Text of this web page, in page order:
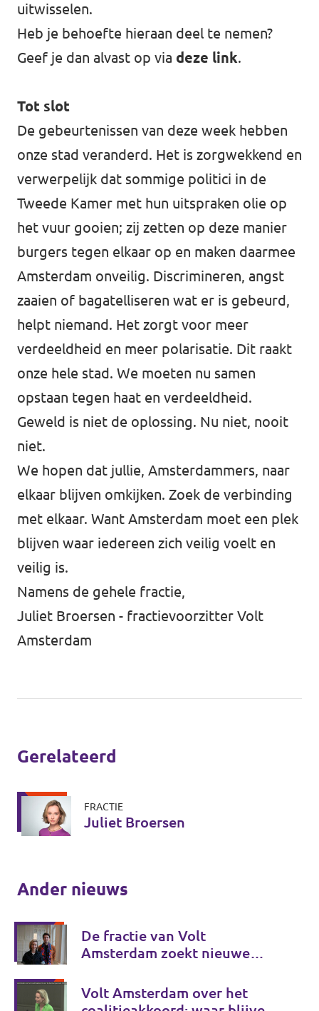
uitwisselen.
Heb je behoefte hieraan deel te nemen?
Geef je dan alvast op via deze link.
Tot slot
De gebeurtenissen van deze week hebben
onze stad veranderd. Het is zorgwekkend en
verwerpelijk dat sommige politici in de
Tweede Kamer met hun uitspraken olie op
het vuur gooien; zij zetten op deze manier
burgers tegen elkaar op en maken daarmee
Amsterdam onveilig. Discrimineren, angst
zaaien of bagatelliseren wat er is gebeurd,
helpt niemand. Het zorgt voor meer
verdeeldheid en meer polarisatie. Dit raakt
onze hele stad. We moeten nu samen
opstaan tegen haat en verdeeldheid.
Geweld is niet de oplossing. Nu niet, nooit
niet.
We hopen dat jullie, Amsterdammers, naar
elkaar blijven omkijken. Zoek de verbinding
met elkaar. Want Amsterdam moet een plek
blijven waar iedereen zich veilig voelt en
veilig is.
Namens de gehele fractie,
Juliet Broersen - fractievoorzitter Volt
Amsterdam
Gerelateerd
FRACTIE
Juliet Broersen
Ander nieuws
De fractie van Volt
Amsterdam zoekt nieuwe
Volt Amsterdam over het